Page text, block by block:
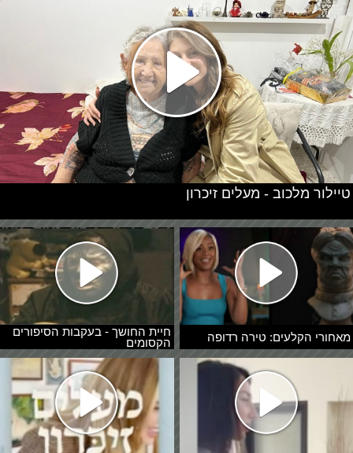
מאחורי הקלעים: טירה רדופה
חיית החושך - בעקבות הסיפורים
הקסומים
טיילור מלכוב - מעלים זיכרון